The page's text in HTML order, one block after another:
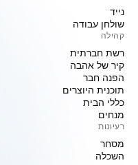
נייד
שולחן עבודה
קהילה
רשת חברתית
קיר של אהבה
הפנה חבר
תוכנית היוצרים
כללי הבית
מנחים
רעיונות
מסחר
השכלה